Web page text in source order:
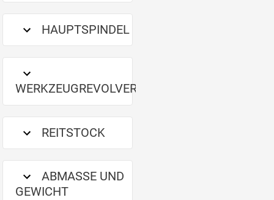
HAUPTSPINDEL
WERKZEUGREVOLVER
REITSTOCK
ABMASSE UND G
EWICHT